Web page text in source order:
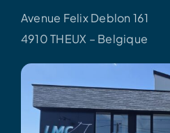
Avenue Felix Deblon 161
4910 THEUX – Belgique